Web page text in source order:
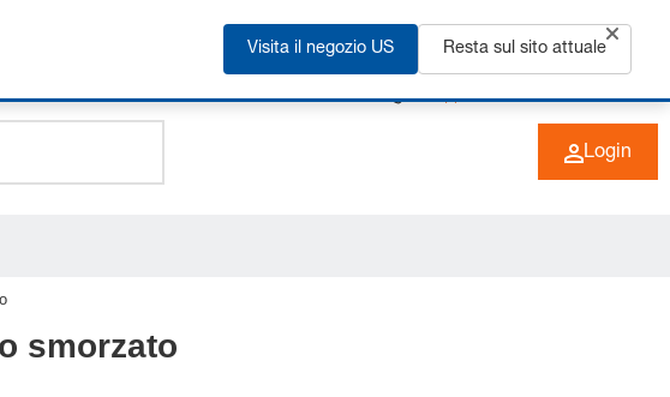
+49 (0) 6266 73-0 IT
Login
smorzato
Visita il negozio US Resta sul sito attuale